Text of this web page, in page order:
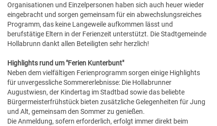
Organisationen und Einzelpersonen haben sich auch heuer wieder
eingebracht und sorgen gemeinsam für ein abwechslungsreiches
Programm, das keine Langeweile aufkommen lässt und
berufstätige Eltern in der Ferienzeit unterstützt. Die Stadtgemeinde
Hollabrunn dankt allen Beteiligten sehr herzlich!
Highlights rund um "Ferien Kunterbunt"
Neben dem vielfältigen Ferienprogramm sorgen einige Highlights
für unvergessliche Sommererlebnisse: Die Hollabrunner
Augustwiesn, der Kindertag im Stadtbad sowie das beliebte
Bürgermeisterfrühstück bieten zusätzliche Gelegenheiten für Jung
und Alt, gemeinsam den Sommer zu genießen.
Die Anmeldung, sofern erforderlich, erfolgt immer direkt beim